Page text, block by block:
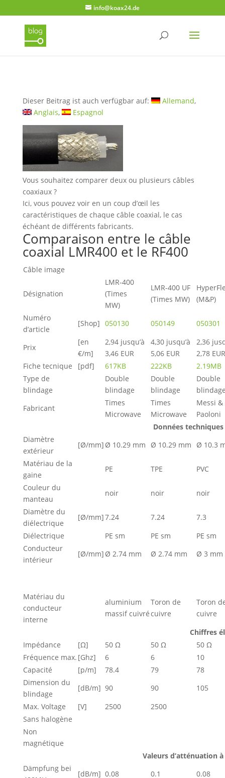
info@koax24.de
Dieser Beitrag ist auch verfügbar auf:
Allemand
Anglais
Espagnol
Vous souhaitez comparer deux ou plusieurs câbles
coaxiaux ?
Ici, vous pouvez voir en un coup d’œil les
caractéristiques de chaque câble coaxial, le cas
échéant de différents fabricants.
Comparaison entre le câble
coaxial LMR400 et le RF400
Câble image
Désignation
LMR-400
(Times
MW)
LMR-400 UF
(Times MW)
(M&P)
Numéro
d’article
[Shop] 050130 050149 050301
Prix
[en
€/m]
2,94 jusqu’à
3,46 EUR
4,30 jusqu’à
5,06 EUR
2,36
2,78 EUR
Fiche tecnique
[pdf] 617KB 222KB
2.19MB
Type de
blindage
Double
blindage
Double
blindage
Double
Fabricant
Times
Microwave
Times
Microwave
Messi &
Paoloni
Données
Diamètre
extérieur
[Ø/mm] Ø 10.29 mm Ø 10.29 mm
Ø 10.3
Matériau de la
gaine
PE TPE
PVC
Couleur du
manteau
noir noir
noir
Diamètre du
diélectrique
[Ø/mm]7.24 7.24
7.3
Diélectrique
PE sm PE sm
PE sm
Conducteur
intérieur
[Ø/mm] Ø 2.74 mm Ø 2.74 mm Ø 3 mm
Matériau du
conducteur
interne
aluminium
massif cuivré
Toron de
cuivre
Toron
cuivre
Chiffres
Impédance
[Ω] 50 Ω 50 Ω
50 Ω
Fréquence max. [Ghz] 6 6
10
Capacité
[p/m] 78.4 79
78
Dimension du
blindage
[dB/m] 90 90
105
Max. Voltage
[V] 2500
2500
Sans halogène
Non
magnétique
Valeurs d’atténuation
Dämpfung bei
[dB/m] 0.08 0.1
0.08